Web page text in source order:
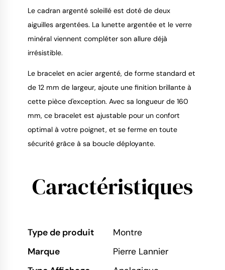
Le cadran argenté soleillé est doté de deux
aiguilles argentées. La lunette argentée et le verre
minéral viennent compléter son allure déjà
irrésistible.
Le bracelet en acier argenté, de forme standard et
de 12 mm de largeur, ajoute une finition brillante à
cette pièce d'exception. Avec sa longueur de 160
mm, ce bracelet est ajustable pour un confort
optimal à votre poignet, et se ferme en toute
sécurité grâce à sa boucle déployante.
Caractéristiques
Type de produit
Montre
Marque
Pierre Lannier